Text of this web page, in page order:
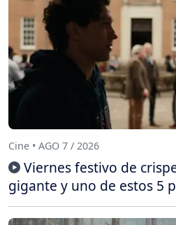
Cine • AGO 7 / 2026
Viernes festivo de
gigante y uno de estos 5